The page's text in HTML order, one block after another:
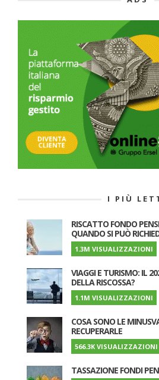
I PIÙ
RISCATTO FONDO
QUANDO SI PUÒ
1.3M VISUALIZZAZIONI
VIAGGI E TURISMO: IL
DELLA RISCOSSA?
1.1M VISUALIZZAZIONI
COSA SONO LE
RECUPERARLE
566.3K VISUALIZZAZIONI
TASSAZIONE FONDI